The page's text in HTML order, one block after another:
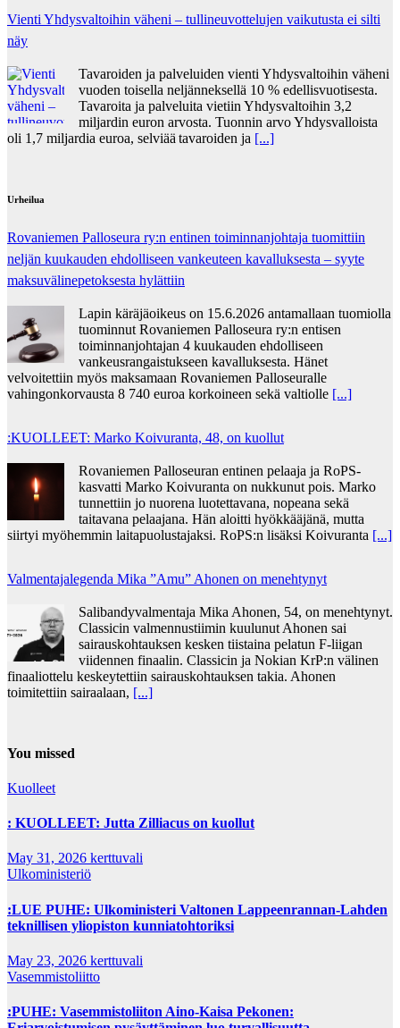
Vienti Yhdysvaltoihin väheni – tullineuvottelujen vaikutusta ei silti
näy
Tavaroiden ja palveluiden vienti Yhdysvaltoihin väheni
vuoden toisella neljänneksellä 10 % edellisvuotisesta.
Tavaroita ja palveluita vietiin Yhdysvaltoihin 3,2
miljardin euron arvosta. Tuonnin arvo Yhdysvalloista
oli 1,7 miljardia euroa, selviää tavaroiden ja [...]
Urheilua
Rovaniemen Palloseura ry:n entinen toiminnanjohtaja tuo­mit­tiin
neljän kuu­kau­den eh­dol­li­seen van­keu­teen ka­val­luk­ses­ta – syyte
mak­su­vä­li­ne­pe­tok­ses­ta hy­lät­tiin
Lapin käräjäoikeus on 15.6.2026 antamallaan tuomiolla
tuominnut Rovaniemen Palloseura ry:n entisen
toiminnanjohtajan 4 kuukauden ehdolliseen
vankeusrangaistukseen kavalluksesta. Hänet
velvoitettiin myös maksamaan Rovaniemen Palloseuralle
vahingonkorvausta 8 740 euroa korkoineen sekä valtiolle [...]
:KUOLLEET: Marko Koivuranta, 48, on kuollut
Rovaniemen Palloseuran entinen pelaaja ja RoPS-
kasvatti Marko Koivuranta on nukkunut pois. Marko
tunnettiin jo nuorena luotettavana, nopeana sekä
taitavana pelaajana. Hän aloitti hyökkääjänä, mutta
siirtyi myöhemmin laitapuolustajaksi. RoPS:n lisäksi Koivuranta [...]
Valmentajalegenda Mika ”Amu” Ahonen on menehtynyt
Salibandyvalmentaja Mika Ahonen, 54, on menehtynyt.
Classicin valmennustiimin kuulunut Ahonen sai
sairauskohtauksen kesken tiistaina pelatun F-liigan
viidennen finaalin. Classicin ja Nokian KrP:n välinen
finaaliottelu keskeytettiin sairauskohtauksen takia. Ahonen
toimitettiin sairaalaan, [...]
You missed
Kuolleet
: KUOLLEET: Jutta Zilliacus on kuollut
May 31, 2026 kerttuvali
Ulkoministeriö
:LUE PUHE: Ulkoministeri Valtonen Lappeenrannan-Lahden
teknillisen yliopiston kunniatohtoriksi
May 23, 2026 kerttuvali
Vasemmistoliitto
:PUHE: Vasemmistoliiton Aino-Kaisa Pekonen: